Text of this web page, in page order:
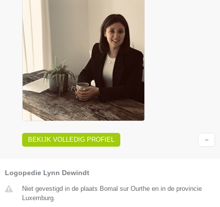
BEKIJK VOLLEDIG PROFIEL
Logopedie Lynn Dewindt
Niet gevestigd in de plaats Bomal sur Ourthe en in de provincie
Luxemburg.